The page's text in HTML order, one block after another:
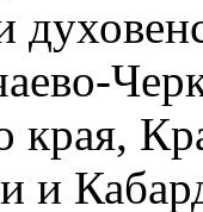
края,
и